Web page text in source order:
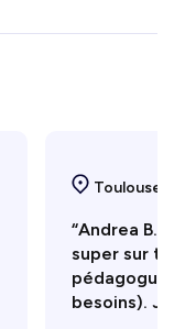
Toulouse
“Andrea B.
super sur
besoins).